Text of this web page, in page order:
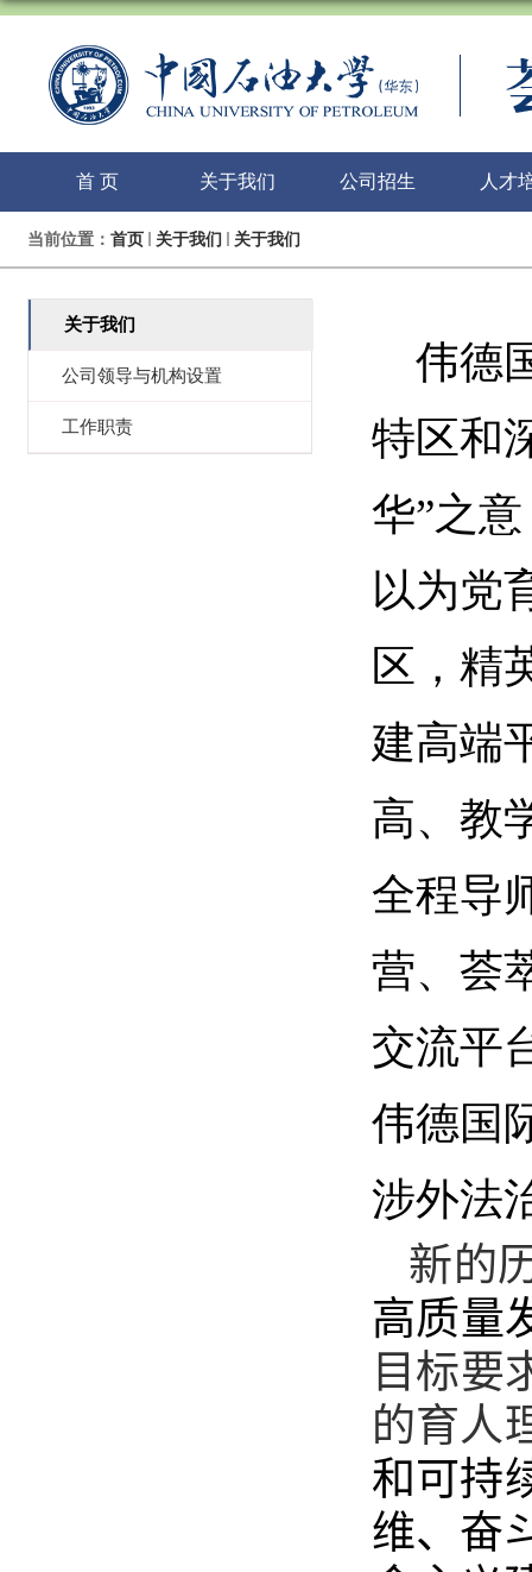
首 页 关于我们 公司招生 人才
当前位置： 首页 关于我们 关于我们
关于我们
公司领导与机构设置
工作职责
伟德
特区和
华”之
以为党
区，精
建高端
高、教
全程导
营、荟
交流平
伟德国
涉外法
新的
高质量
目标要
的育人
和可持
维、奋